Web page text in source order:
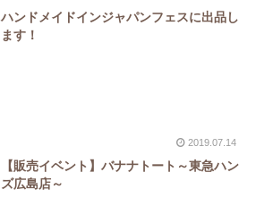
ハンドメイドインジャパンフェスに出品し
ます！
2019.07.14
【販売イベント】バナナトート～東急ハン
ズ広島店～